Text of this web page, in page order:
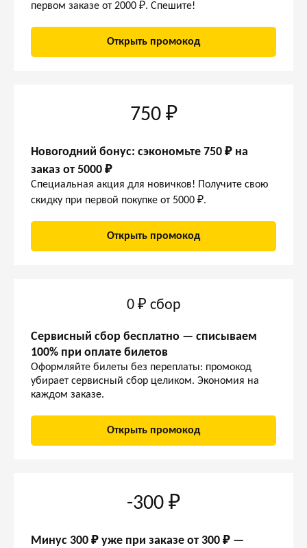
первом заказе от 2000 ₽. Спешите!
Открыть промокод
750 ₽
Новогодний бонус: сэкономьте 750 ₽ на
заказ от 5000 ₽
Специальная акция для новичков! Получите свою
скидку при первой покупке от 5000 ₽.
Открыть промокод
0 ₽ сбор
Сервисный сбор бесплатно — списываем
100% при оплате билетов
Оформляйте билеты без переплаты: промокод
убирает сервисный сбор целиком. Экономия на
каждом заказе.
Открыть промокод
-300 ₽
Минус 300 ₽ уже при заказе от 300 ₽ —